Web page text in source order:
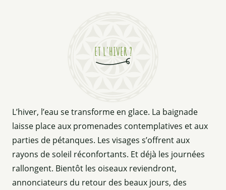
ET L'HIVER ?
L’hiver, l’eau se transforme en glace. La baignade
laisse place aux promenades contemplatives et aux
parties de pétanques. Les visages s’offrent aux
rayons de soleil réconfortants. Et déjà les journées
rallongent. Bientôt les oiseaux reviendront,
annonciateurs du retour des beaux jours, des